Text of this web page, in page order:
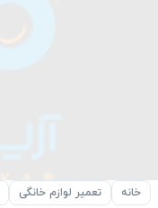
خانه تعمیر لوازم خانگی